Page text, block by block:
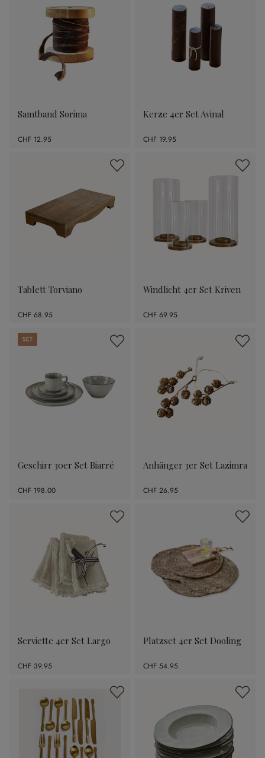
Samtband Sorima
CHF 12.95
Kerze 4er Set Avinal
CHF 19.95
Tablett Torviano
CHF 68.95
Windlicht 4er Set Kriven
CHF 69.95
Set
Geschirr 30er Set Biarré
CHF 198.00
Anhänger 3er Set Lazimra
CHF 26.95
Serviette 4er Set Largo
CHF 39.95
Platzset 4er Set Dooling
CHF 54.95